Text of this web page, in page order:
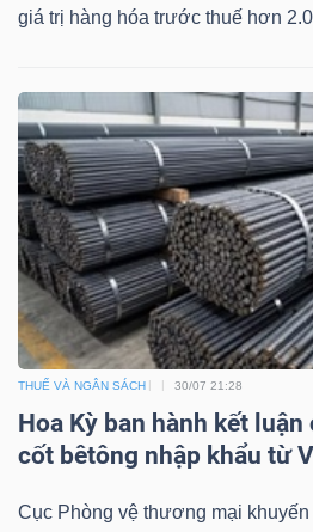
giá trị hàng hóa trước thuế hơn
THUẾ VÀ NGÂN SÁCH 30/07 21:28
Hoa Kỳ ban hành kết
cốt bêtông nhập khẩu từ
Cục Phòng vệ thương mại
Bài
của
tác
giả
(-)
Báo
cáo
phân
tích
ngữ